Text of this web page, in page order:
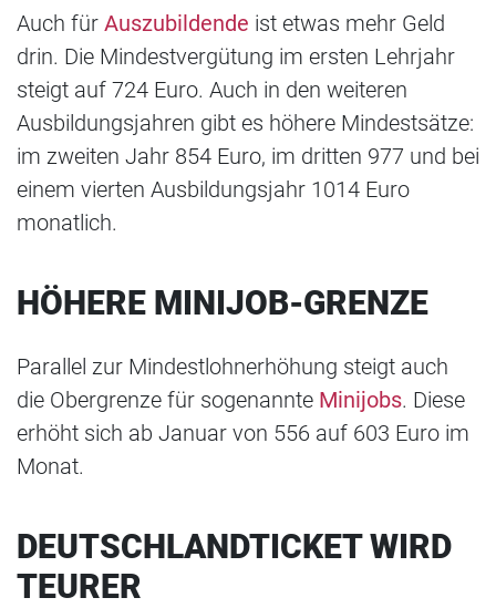
Auch für Auszubildende ist etwas mehr Geld
drin. Die Mindestvergütung im ersten Lehrjahr
steigt auf 724 Euro. Auch in den weiteren
Ausbildungsjahren gibt es höhere Mindestsätze:
im zweiten Jahr 854 Euro, im dritten 977 und bei
einem vierten Ausbildungsjahr 1014 Euro
monatlich.
HÖHERE MINIJOB-GRENZE
Parallel zur Mindestlohnerhöhung steigt auch
die Obergrenze für sogenannte Minijobs. Diese
erhöht sich ab Januar von 556 auf 603 Euro im
Monat.
DEUTSCHLANDTICKET WIRD
TEURER